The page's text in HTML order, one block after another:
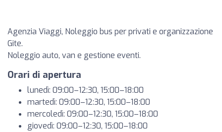
Agenzia Viaggi, Noleggio bus per privati e organizzazione
Gite.
Noleggio auto, van e gestione eventi.
Orari di apertura
lunedì: 09:00–12:30, 15:00–18:00
martedì: 09:00–12:30, 15:00–18:00
mercoledì: 09:00–12:30, 15:00–18:00
giovedì: 09:00–12:30, 15:00–18:00